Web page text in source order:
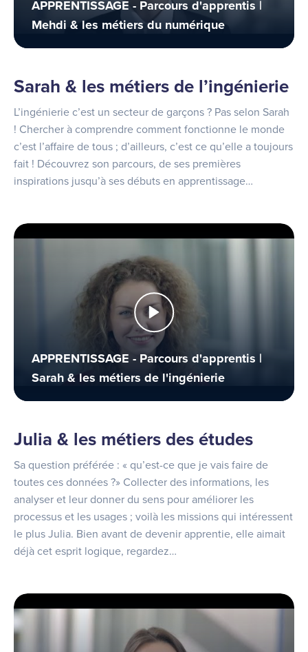
APPRENTISSAGE - Parcours d'apprentis |
Mehdi & les métiers du numérique
Sarah & les métiers de l’ingénierie
L’ingénierie c’est un secteur de garçons ? Pas selon Sarah
! Chercher à comprendre comment fonctionne le monde
c’est l’affaire de tous ; d’ailleurs, c’est ce qu’elle a toujours
fait ! Découvrez son parcours, de ses premières
inspirations jusqu’à ses débuts en apprentissage…
APPRENTISSAGE - Parcours d'apprentis |
Sarah & les métiers de l'ingénierie
Julia & les métiers des études
Sa question préférée : « qu’est-ce que je vais faire de
toutes ces données ?» Collecter des informations, les
analyser et leur donner du sens pour améliorer les
processus et les usages ; voilà les missions qui intéressent
le plus Julia. Bien avant de devenir apprentie, elle aimait
déjà cet esprit logique, regardez…